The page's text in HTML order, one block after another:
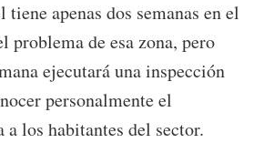
apenas dos semanas en el
problema de esa zona, pero
ejecutará una inspección
personalmente el
a los habitantes del sector.